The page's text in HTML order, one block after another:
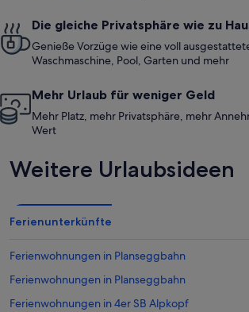
Die gleiche Privatsphäre wie zu
Genieße Vorzüge wie eine voll
Waschmaschine, Pool, Garten und mehr
Mehr Urlaub für weniger Geld
Mehr Platz, mehr Privatsphäre, mehr
Wert
Weitere Urlaubsideen
Ferienunterkünfte
Ferienwohnungen in Planseggbahn
Ferienwohnungen in Planseggbahn
Ferienwohnungen in 4er SB Alpkopf